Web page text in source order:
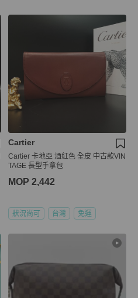
Cartier
Cartier 卡地亞 酒紅色 全皮 中古款VIN
TAGE 長型手拿包
MOP 2,442
狀況尚可 台灣 免運